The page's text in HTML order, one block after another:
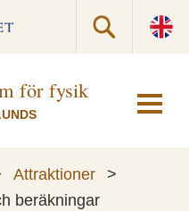
för fysik
Attraktioner
>
beräkningar